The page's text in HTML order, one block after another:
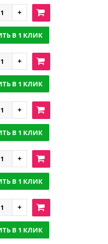
В 1 КЛИК
В 1 КЛИК
В 1 КЛИК
В 1 КЛИК
В 1 КЛИК